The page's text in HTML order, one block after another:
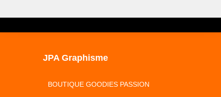
JPA Graphisme
BOUTIQUE GOODIES PASSION